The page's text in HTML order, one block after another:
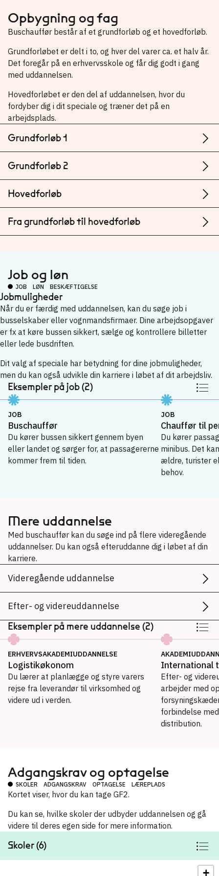
Opbygning og fag
Buschauffør består af et grundforløb og et hovedforløb.
Grundforløbet er delt i to, og hver del varer ca. et halv år.
Det foregår på en erhvervsskole og får dig godt i gang
med uddannelsen.
Hovedforløbet er den del af uddannelsen, hvor du
fordyber dig i dit speciale og træner det på en
arbejdsplads.
Grundforløb 1
Grundforløb 2
Hovedforløb
Fra grundforløb til hovedforløb
Job og løn
JOB LØN BESKÆFTIGELSE
Jobmuligheder
Når du er færdig med uddannelsen, kan du søge job i
busselskaber eller vognmandsfirmaer. Dine arbejdsopgaver
er fx at køre bussen sikkert, sælge og kontrollere billetter
eller lede busdriften.
Dit valg af speciale har betydning for dine jobmuligheder,
men du kan også udvikle din karriere i løbet af dit arbejdsliv.
Eksempler på job (2)
JOB
Buschauffør
Du kører bussen sikkert gennem byen
eller landet og sørger for, at passagererne
kommer frem til tiden.
JOB
Chauffør til
Du kører
minibus. Det
ældre, turister
behov.
Chauffør til persontransport
Mere uddannelse
Med buschauffør kan du søge ind på flere videregående
uddannelser. Du kan også efteruddanne dig i løbet af din
karriere.
Videregående uddannelse
Efter- og videreuddannelse
Eksempler på mere uddannelse (2)
ERHVERVSAKADEMIUDDANNELSE
Logistikøkonom
Du lærer at planlægge og styre varers
rejse fra leverandør til virksomhed og
videre ud i verden.
International
Efter- og
arbejder med
forbindelse
distribution.
Akademiuddannelse
→
Adgangskrav og optagelse
SKOLER ADGANGSKRAV OPTAGELSE LÆREPLADS
Kortet viser, hvor du kan tage GF2.
Du kan se, hvilke skoler der udbyder uddannelsen og gå
videre til deres egen side for mere information.
Skoler (6)
+